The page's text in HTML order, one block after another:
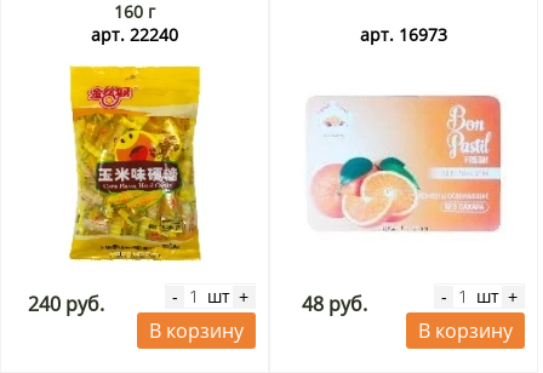
160 г
арт. 22240
240 руб. - шт +
В корзину
арт. 16973
48 руб. - шт +
В корзину